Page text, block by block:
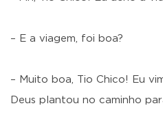
– E a viagem, foi boa?
– Muito boa, Tio Chico! Eu
Deus plantou no caminho